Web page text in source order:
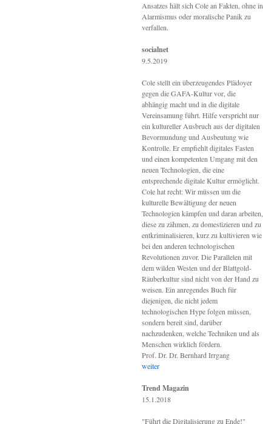
Ansatzes hält sich Cole an Fakten, ohne in
Alarmismus oder moralische Panik zu
verfallen.
socialnet
9.5.2019
Cole stellt ein überzeugendes Plädoyer
gegen die GAFA-Kultur vor, die
abhängig macht und in die digitale
Vereinsamung führt. Hilfe verspricht nur
ein kultureller Ausbruch aus der digitalen
Bevormundung und Ausbeutung wie
Kontrolle. Er empfiehlt digitales Fasten
und einen kompetenten Umgang mit den
neuen Technologien, die eine
entsprechende digitale Kultur ermöglicht.
Cole hat recht: Wir müssen um die
kulturelle Bewältigung der neuen
Technologien kämpfen und daran arbeiten,
diese zu zähmen, zu domestizieren und zu
entkriminalisieren, kurz zu kultivieren wie
bei den anderen technologischen
Revolutionen zuvor. Die Parallelen mit
dem wilden Westen und der Blattgold-
Räuberkultur sind nicht von der Hand zu
weisen. Ein anregendes Buch für
diejenigen, die nicht jedem
technologischen Hype folgen müssen,
sondern bereit sind, darüber
nachzudenken, welche Techniken und als
Menschen wirklich fördern.
Prof. Dr. Dr. Bernhard Irrgang
weiter
Trend Magazin
15.1.2018
"Führt die Digitalisierung zu Ende!"